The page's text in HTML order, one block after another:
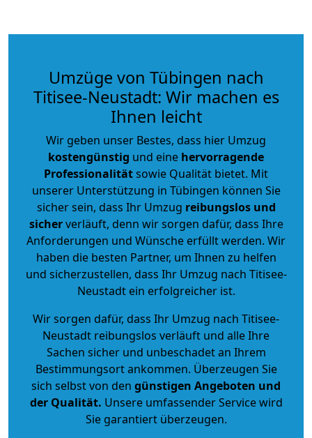
Umzüge von Tübingen nach
Titisee-Neustadt: Wir machen es
Ihnen leicht
Wir geben unser Bestes, dass hier Umzug
kostengünstig und eine hervorragende
Professionalitätsowie Qualität bietet. Mit
unserer Unterstützung in Tübingen können Sie
sicher sein, dass Ihr Umzug reibungslos und
sicherverläuft, denn wir sorgen dafür, dass Ihre
Anforderungen und Wünsche erfüllt werden. Wir
haben die besten Partner, um Ihnen zu helfen
und sicherzustellen, dass Ihr Umzug nach Titisee-
Neustadt ein erfolgreicher ist.
Wir sorgen dafür, dass Ihr Umzug nach Titisee-
Neustadt reibungslos verläuft und alle Ihre
Sachen sicher und unbeschadet an Ihrem
Bestimmungsort ankommen. Überzeugen Sie
sich selbst von den günstigen Angeboten und
der Qualität. Unsere umfassender Service wird
Sie garantiert überzeugen.